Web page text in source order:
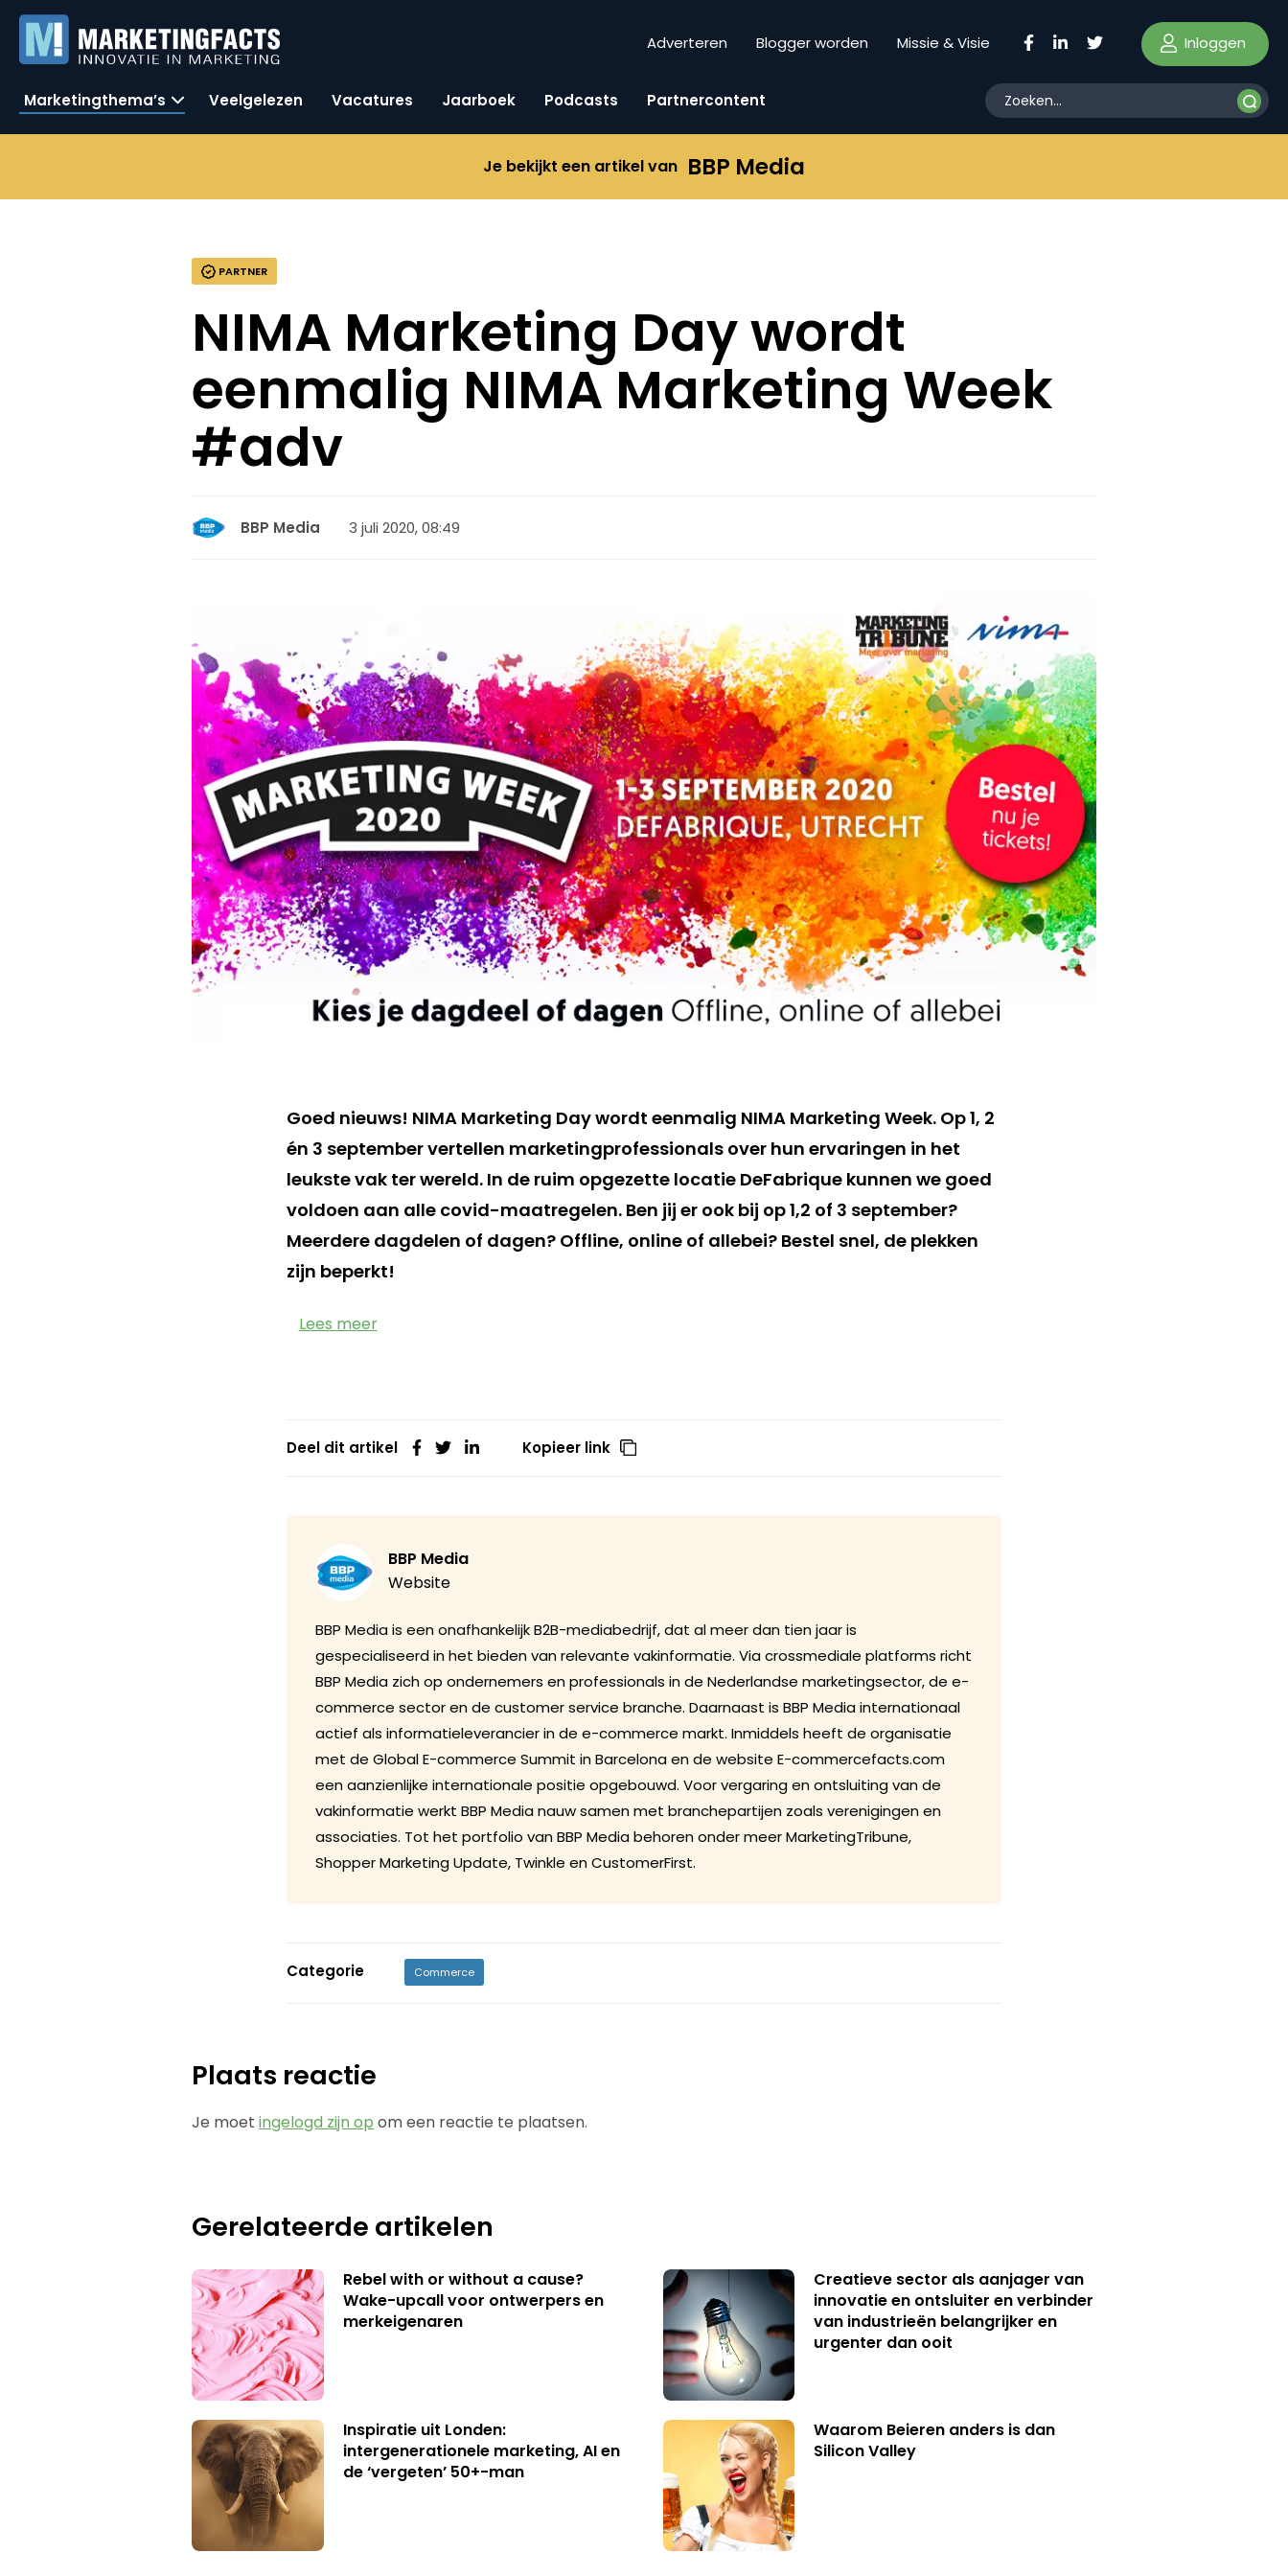
Adverteren Blogger worden Missie & Visie Inloggen
Marketingthema’s Veelgelezen Vacatures Jaarboek Podcasts Partnercontent
Je bekijkt een artikel van BBP Media
PARTNER
NIMA Marketing Day wordt
eenmalig NIMA Marketing Week
#adv
BBP Media 3 juli 2020, 08:49
Goed nieuws! NIMA Marketing Day wordt eenmalig NIMA Marketing Week. Op 1, 2
én 3 september vertellen marketingprofessionals over hun ervaringen in het
leukste vak ter wereld. In de ruim opgezette locatie DeFabrique kunnen we goed
voldoen aan alle covid-maatregelen. Ben jij er ook bij op 1,2 of 3 september?
Meerdere dagdelen of dagen? Offline, online of allebei? Bestel snel, de plekken
zijn beperkt!
Lees meer
Deel dit artikel Kopieer link
BBP Media
Website
BBP Media is een onafhankelijk B2B-mediabedrijf, dat al meer dan tien jaar is
gespecialiseerd in het bieden van relevante vakinformatie. Via crossmediale platforms richt
BBP Media zich op ondernemers en professionals in de Nederlandse marketingsector, de e-
commerce sector en de customer service branche. Daarnaast is BBP Media internationaal
actief als informatieleverancier in de e-commerce markt. Inmiddels heeft de organisatie
met de Global E-commerce Summit in Barcelona en de website E-commercefacts.com
een aanzienlijke internationale positie opgebouwd. Voor vergaring en ontsluiting van de
vakinformatie werkt BBP Media nauw samen met branchepartijen zoals verenigingen en
associaties. Tot het portfolio van BBP Media behoren onder meer MarketingTribune,
Shopper Marketing Update, Twinkle en CustomerFirst.
Categorie Commerce
Plaats reactie
Je moetingelogd zijn op om een reactie te plaatsen.
Gerelateerde artikelen
Rebel with or without a cause?
Wake-upcall voor ontwerpers en
merkeigenaren
Creatieve sector als aanjager van
innovatie en ontsluiter en verbinder
van industrieën belangrijker en
urgenter dan ooit
Inspiratie uit Londen:
intergenerationele marketing, AI en
de ‘vergeten’ 50+-man
Waarom Beieren anders is dan
Silicon Valley